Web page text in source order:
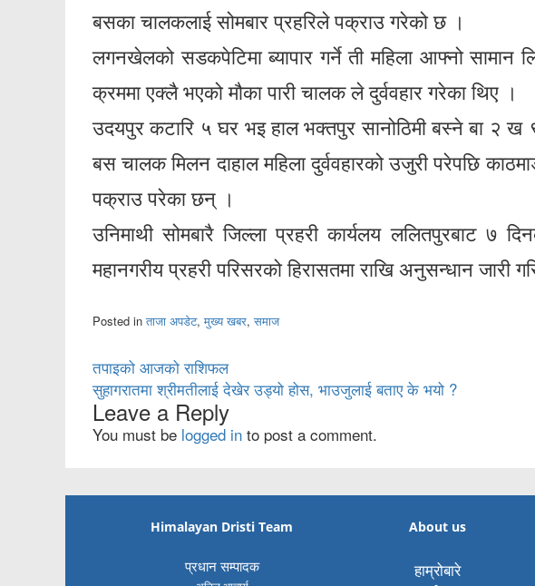
बसका चालकलाई सोमबार प्रहरिले पक्राउ गरेको छ ।
लगनखेलको सडकपेटिमा ब्यापार गर्ने ती महिला आफ्नो सामान
क्रममा एक्लै भएको मौका पारी चालक ले दुर्ववहार गरेका थिए ।
उदयपुर कटारि ५ घर भइ हाल भक्तपुर सानोठिमी बस्ने बा २ ख
बस चालक मिलन दाहाल महिला दुर्ववहारको उजुरी परेपछि
पक्राउ परेका छन् ।
उनिमाथी सोमबारै जिल्ला प्रहरी कार्यलय ललितपुरबाट ७
महानगरीय प्रहरी परिसरको हिरासतमा राखि अनुसन्धान जारी
Posted inताजा अपडेट,मुख्य खबर,समाज
Post
navigation
तपाइको आजको राशिफल
सुहागरातमा श्रीमतीलाई देखेर उड्यो होस, भाउजुलाई बताए के भयो ?
Leave a Reply
You must be logged in to post a comment.
Himalayan Dristi Team
प्रधान सम्पादक
About us
हाम्रोबारे